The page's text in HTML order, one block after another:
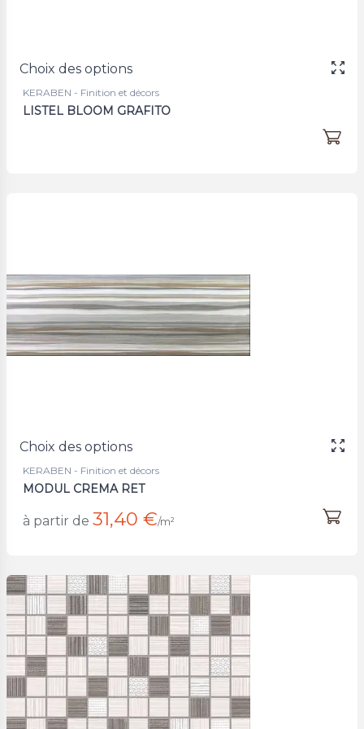
Choix des options
KERABEN - Finition et décors
LISTEL BLOOM GRAFITO
Choix des options
KERABEN - Finition et décors
MODUL CREMA RET
à partir de 31,40 €/m²